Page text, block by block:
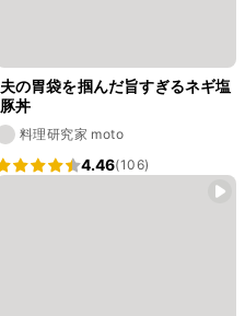
夫の胃袋を掴んだ旨すぎるネギ塩
豚丼
料理研究家 moto
4.46(106)